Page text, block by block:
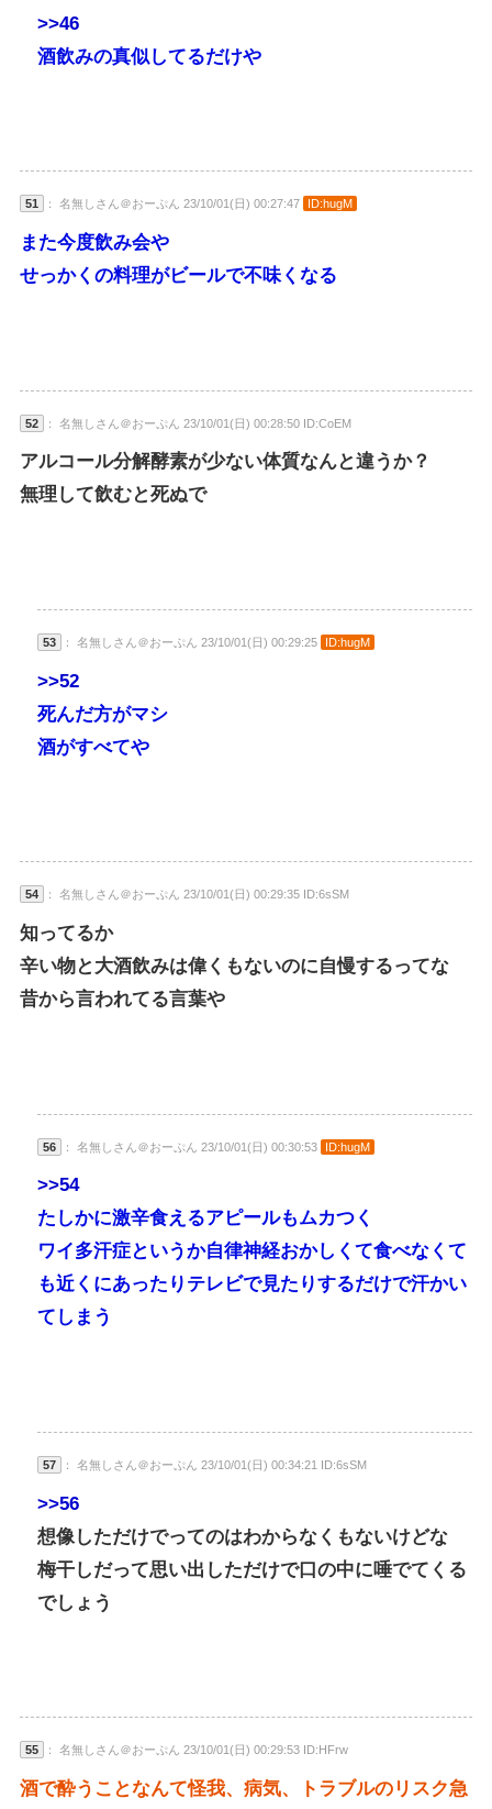
>>46
酒飲みの真似してるだけや
51 ： 名無しさん＠おーぷん 23/10/01(日) 00:27:47 ID:hugM
また今度飲み会や
せっかくの料理がビールで不味くなる
52 ： 名無しさん＠おーぷん 23/10/01(日) 00:28:50 ID:CoEM
アルコール分解酵素が少ない体質なんと違うか？
無理して飲むと死ぬで
53 ： 名無しさん＠おーぷん 23/10/01(日) 00:29:25 ID:hugM
>>52
死んだ方がマシ
酒がすべてや
54 ： 名無しさん＠おーぷん 23/10/01(日) 00:29:35 ID:6sSM
知ってるか
辛い物と大酒飲みは偉くもないのに自慢するってな
昔から言われてる言葉や
56 ： 名無しさん＠おーぷん 23/10/01(日) 00:30:53 ID:hugM
>>54
たしかに激辛食えるアピールもムカつく
ワイ多汗症というか自律神経おかしくて食べなくて
も近くにあったりテレビで見たりするだけで汗かい
てしまう
57 ： 名無しさん＠おーぷん 23/10/01(日) 00:34:21 ID:6sSM
>>56
想像しただけでってのはわからなくもないけどな
梅干しだって思い出しただけで口の中に唾でてくる
でしょう
55 ： 名無しさん＠おーぷん 23/10/01(日) 00:29:53 ID:HFrw
酒で酔うことなんて怪我、病気、トラブルのリスク急